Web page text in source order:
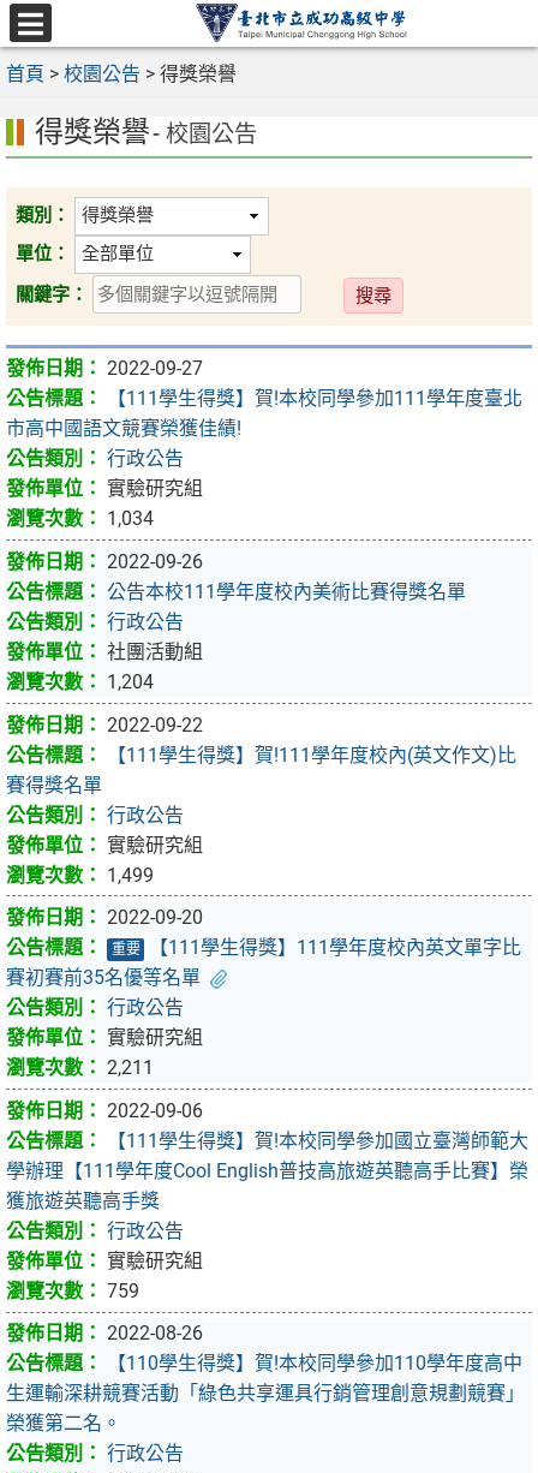
跳
至
主
容
區
選
單
首頁 > 校園公告 > 得獎榮譽
得獎榮譽- 校園公告
類別：
單位：
關鍵字：
送
出
2022-09-27
【111學生得獎】賀!本校同學參加111學年度臺北
市高中國語文競賽榮獲佳績!
行政公告
實驗研究組
1,034
2022-09-26
公告本校111學年度校內美術比賽得獎名單
行政公告
社團活動組
1,204
2022-09-22
【111學生得獎】賀!111學年度校內(英文作文)比
賽得獎名單
行政公告
實驗研究組
1,499
2022-09-20
重要
【111學生得獎】111學年度校內英文單字比
賽初賽前35名優等名單
行政公告
實驗研究組
2,211
2022-09-06
【111學生得獎】賀!本校同學參加國立臺灣師範大
學辦理【111學年度Cool English普技高旅遊英聽高手比賽】榮
獲旅遊英聽高手獎
行政公告
實驗研究組
759
2022-08-26
【110學生得獎】賀!本校同學參加110學年度高中
生運輸深耕競賽活動「綠色共享運具行銷管理創意規劃競賽」
榮獲第二名。
行政公告